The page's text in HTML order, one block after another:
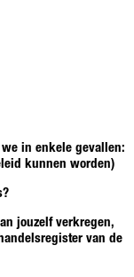
in enkele gevallen:
kunnen worden)
jouzelf verkregen,
van de